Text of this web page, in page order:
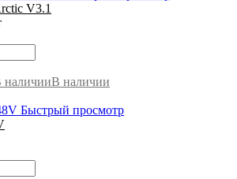
V3.1
В наличии
Быстрый просмотр